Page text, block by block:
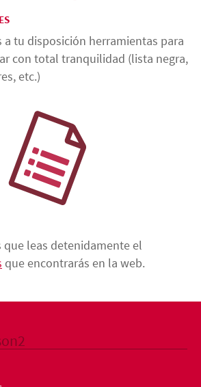
tu disposición herramientas para
con total tranquilidad (lista negra,
etc.)
que leas detenidamente el
que encontrarás en la web.